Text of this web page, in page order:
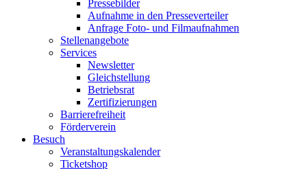
Pressebilder
Aufnahme in den Presseverteiler
Anfrage Foto- und Filmaufnahmen
Stellenangebote
Services
Newsletter
Gleichstellung
Betriebsrat
Zertifizierungen
Barrierefreiheit
Förderverein
Besuch
Veranstaltungskalender
Ticketshop